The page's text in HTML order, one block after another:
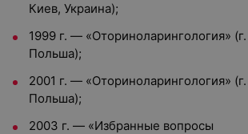
Киев, Украина);
1999 г. — «Оториноларингология»
Польша);
2001 г. — «Оториноларингология»
Польша);
2003 г. — «Избранные вопросы